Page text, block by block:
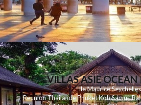
VILLAS ASIE OCEAN
Ile MauriceSeychelles
ReunionThailandePhuketKohSamui